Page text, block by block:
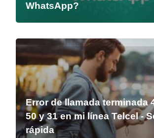
WhatsApp?
Error de llamada terminada
50 y 31 en mi línea Telcel -
rápida